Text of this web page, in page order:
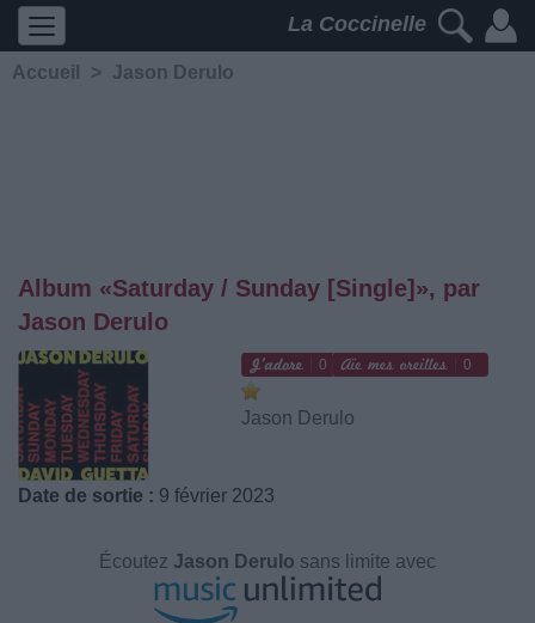
La Coccinelle
Accueil > Jason Derulo
Album «Saturday / Sunday [Single]», par
Jason Derulo
0 0
Jason Derulo
Date de sortie : 9 février 2023
Écoutez Jason Derulo sans limite avec